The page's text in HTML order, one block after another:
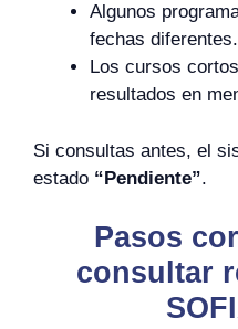
Algunos
fechas diferentes.
Los cursos
resultados en
Si consultas antes, el
estado “Pendiente”.
Pasos
consultar